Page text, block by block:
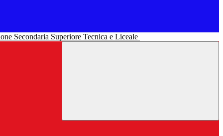
Secondaria Superiore Tecnica e Liceale